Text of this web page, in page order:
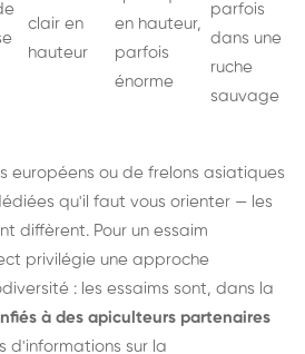
clair en
hauteur
en hauteur,
parfois
énorme
parfois
dans une
ruche
sauvage
européens ou de frelons asiatiques
qu'il faut vous orienter — les
diffèrent. Pour un essaim
privilégie une approche
: les essaims sont, dans la
à des apiculteurs partenaires
d'informations sur la